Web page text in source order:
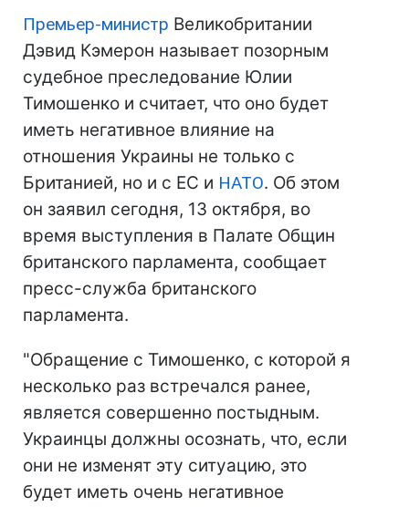
Премьер-министр Великобритании
Дэвид Кэмерон называет позорным
судебное преследование Юлии
Тимошенко и считает, что оно будет
иметь негативное влияние на
отношения Украины не только с
Британией, но и с ЕС и НАТО. Об этом
он заявил сегодня, 13 октября, во
время выступления в Палате Общин
британского парламента, сообщает
пресс-служба британского
парламента.
"Обращение с Тимошенко, с которой я
несколько раз встречался ранее,
является совершенно постыдным.
Украинцы должны осознать, что, если
они не изменят эту ситуацию, это
будет иметь очень негативное